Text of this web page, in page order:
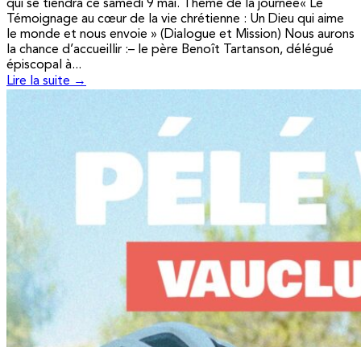
qui se tiendra ce samedi 9 mai. Thème de la journée« Le
Témoignage au cœur de la vie chrétienne : Un Dieu qui aime
le monde et nous envoie » (Dialogue et Mission) Nous aurons
la chance d’accueillir :– le père Benoît Tartanson, délégué
épiscopal à...
Lire la suite →